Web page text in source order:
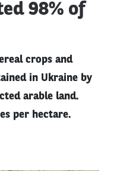
98% of
crops and
in Ukraine by
arable land.
per hectare.